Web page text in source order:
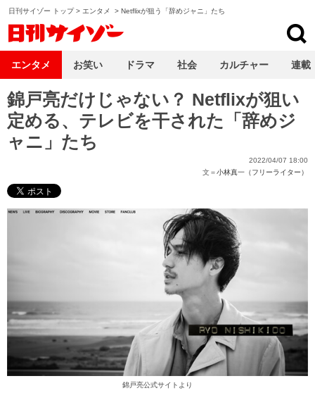
日刊サイゾー トップ> エンタメ > Netflixが狙う「辞めジャニ」たち
錦戸亮だけじゃない？ Netflixが狙い
定める、テレビを干された「辞めジ
ャニ」たち
2022/04/07 18:00
文＝小林真一（フリーライター）
錦戸亮公式サイト より
エンタメ お笑い ドラマ 社会 カルチャー 連載